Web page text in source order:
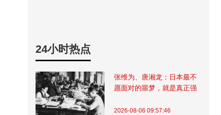
24小时热点
张维为、唐湘龙：日本最不
愿面对的噩梦，就是真正强
2026-08-06 09:57:46